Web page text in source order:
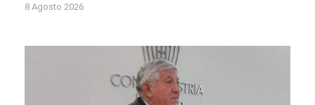
8 Agosto 2026